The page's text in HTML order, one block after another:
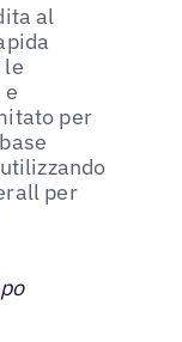
al
le
per
per